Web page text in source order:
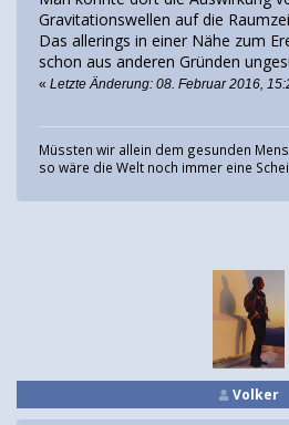
Gravitationswellen auf die
Das allerings in einer Nähe zum
schon aus anderen Gründen
« Letzte Änderung: 08. Februar 2016,
Müssten wir allein dem gesunden
so wäre die Welt noch immer eine
Volker